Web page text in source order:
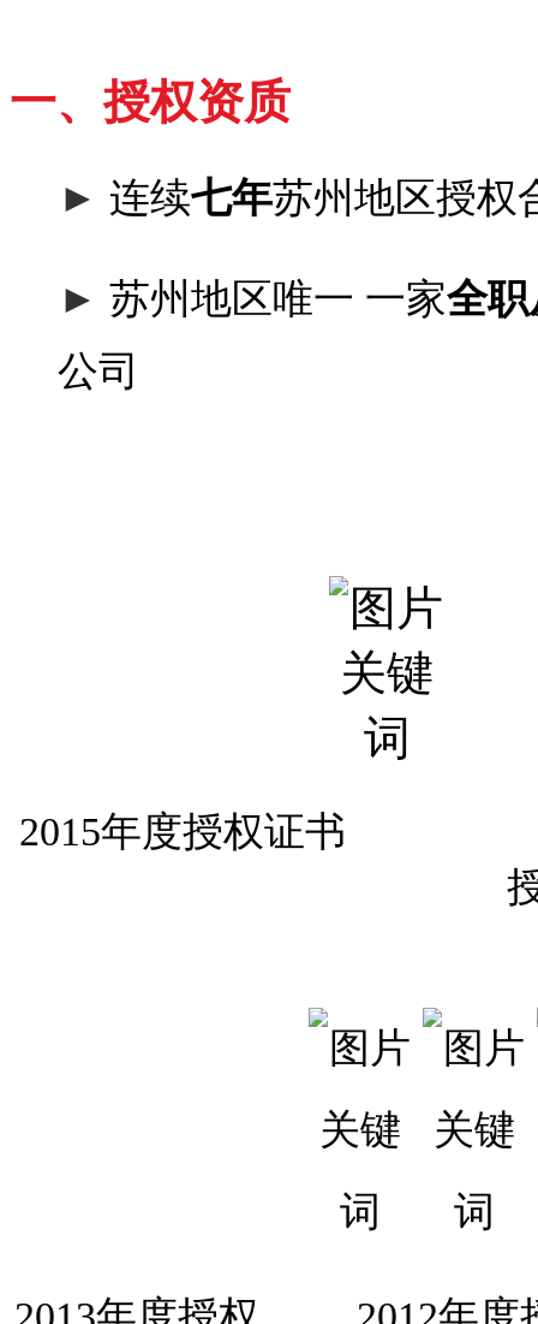
一、授权资质
► 连续七年苏州地区授权
► 苏州地区唯一 一家全
公司
2015年度授